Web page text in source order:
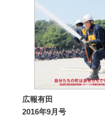
広報有田
2016年9月号